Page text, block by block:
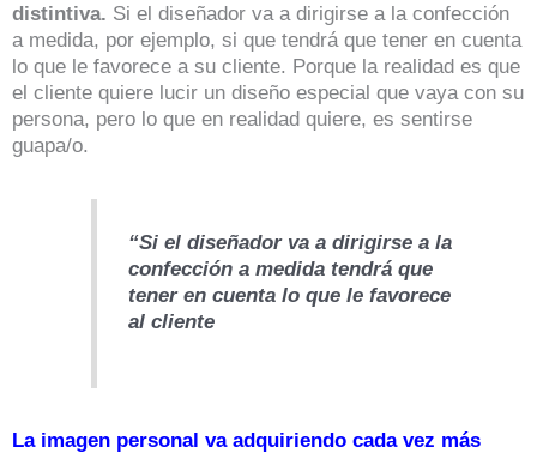
distintiva. Si el diseñador va a dirigirse a la confección
a medida, por ejemplo, si que tendrá que tener en cuenta
lo que le favorece a su cliente. Porque la realidad es que
el cliente quiere lucir un diseño especial que vaya con su
persona, pero lo que en realidad quiere, es sentirse
guapa/o.
“Si el diseñador va a dirigirse a la
confección a medida tendrá que
tener en cuenta lo que le favorece
al cliente
La imagen personal va adquiriendo cada vez más